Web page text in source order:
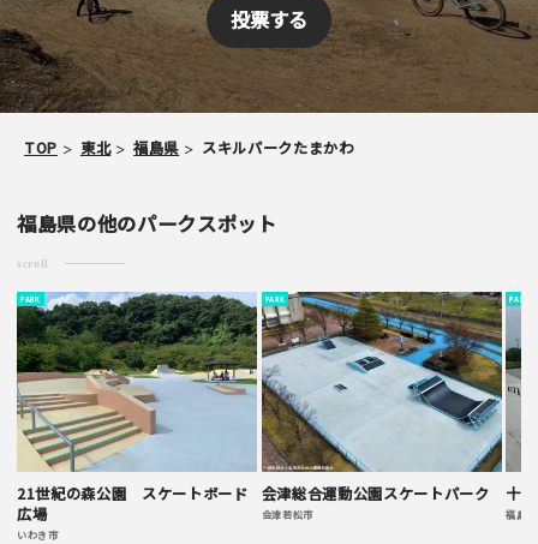
スパム防止のため「スケパ」と入力ください
ご注意事項
・ご投稿後、約１～２日以内の掲載となります。
・簡単なご感想の場合はコメント掲示板をご利用下さい。
・一方的な誹謗中傷の内容は掲載いたしかねます。
TOP 東北 福島県 スキルパークたまかわ
福島県の他のパークスポット
scroll
PARK
21世紀の森公園 スケートボード
広場
いわき市
PARK
会津総合運動公園スケートパーク
会津若松市
PARK
十
福島市